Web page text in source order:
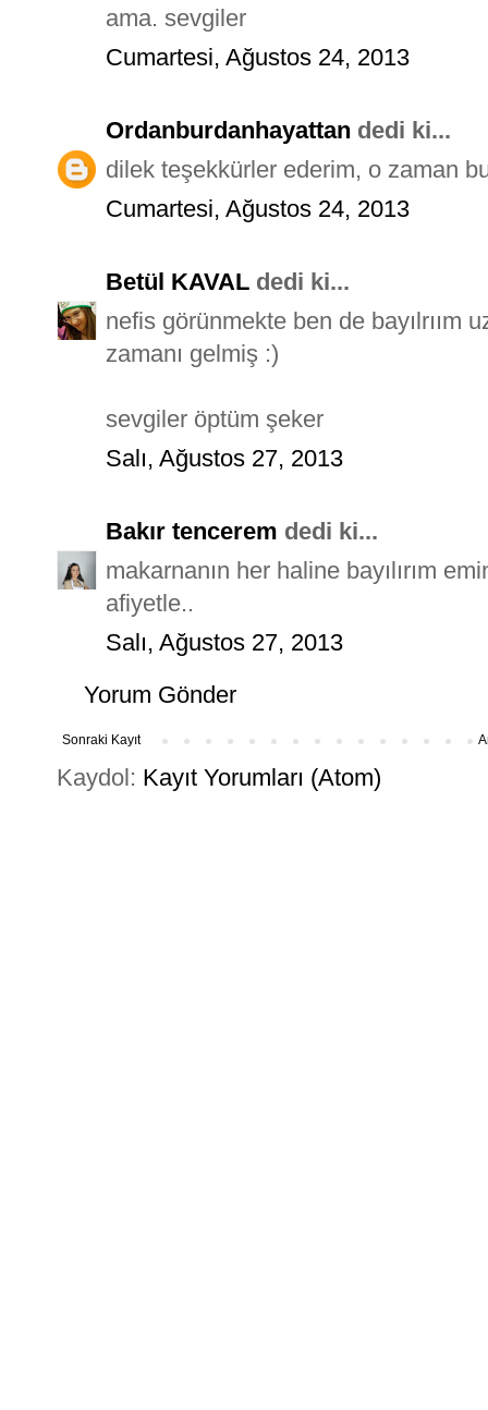
ama. sevgiler
Cumartesi, Ağustos 24, 2013
Ordanburdanhayattan dedi ki...
dilek teşekkürler ederim, o zaman
Cumartesi, Ağustos 24, 2013
Betül KAVAL dedi ki...
nefis görünmekte ben de bayılrıım
zamanı gelmiş :)
sevgiler öptüm şeker
Salı, Ağustos 27, 2013
Bakır tencerem dedi ki...
makarnanın her haline bayılırım
afiyetle..
Salı, Ağustos 27, 2013
Yorum Gönder
Sonraki Kayıt
Kaydol: Kayıt Yorumları (Atom)